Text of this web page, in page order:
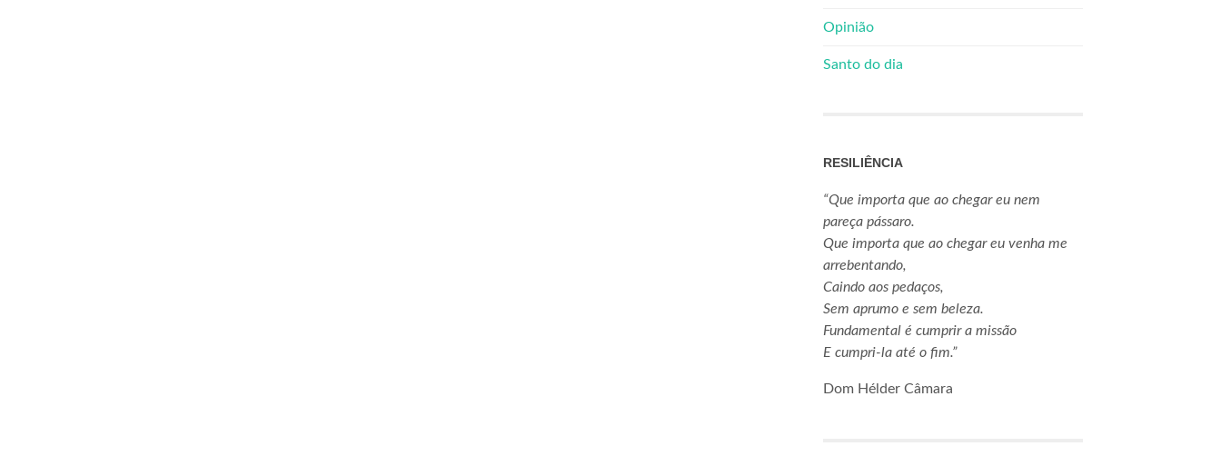
Opinião
Santo do dia
RESILIÊNCIA
“Que importa que ao chegar eu nem
pareça pássaro.
Que importa que ao chegar eu venha me
arrebentando,
Caindo aos pedaços,
Sem aprumo e sem beleza.
Fundamental é cumprir a missão
E cumpri-la até o fim.”
Dom Hélder Câmara